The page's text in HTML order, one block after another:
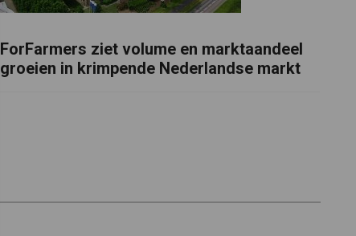
ForFarmers ziet volume en marktaandeel
groeien in krimpende Nederlandse markt